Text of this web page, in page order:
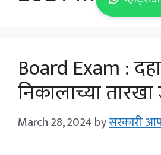
Board Exam :
निकालाच्या तारखा
March 28, 2024byसरकारी